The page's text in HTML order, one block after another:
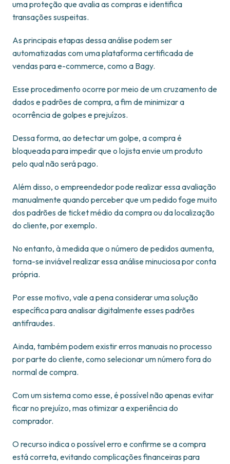
uma proteção que avalia as compras e identifica
transações suspeitas.
As principais etapas dessa análise podem ser
automatizadas com uma plataforma certificada de
vendas para e-commerce, como a Bagy.
Esse procedimento ocorre por meio de um cruzamento de
dados e padrões de compra, a fim de minimizar a
ocorrência de golpes e prejuízos.
Dessa forma, ao detectar um golpe, a compra é
bloqueada para impedir que o lojista envie um produto
pelo qual não será pago.
Além disso, o empreendedor pode realizar essa avaliação
manualmente quando perceber que um pedido foge muito
dos padrões de ticket médio da compra ou da localização
do cliente, por exemplo.
No entanto, à medida que o número de pedidos aumenta,
torna-se inviável realizar essa análise minuciosa por conta
própria.
Por esse motivo, vale a pena considerar uma solução
específica para analisar digitalmente esses padrões
antifraudes.
Ainda, também podem existir erros manuais no processo
por parte do cliente, como selecionar um número fora do
normal de compra.
Com um sistema como esse, é possível não apenas evitar
ficar no prejuízo, mas otimizar a experiência do
comprador.
O recurso indica o possível erro e confirme se a compra
está correta, evitando complicações financeiras para